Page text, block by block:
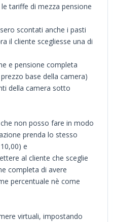
tariffe di mezza pensione
scontati anche i pasti
il cliente scegliesse una di
e pensione completa
base della camera)
della camera sotto
non posso fare in modo
prenda lo stesso
e
al cliente che sceglie
completa di avere
percentuale nè come
virtuali, impostando